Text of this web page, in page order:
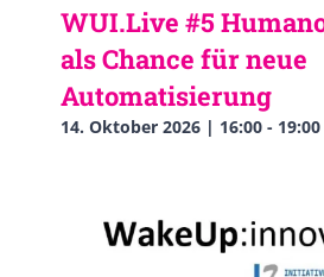
WUI.Live #5
als Chance für neue
Automatisierung
14. Oktober 2026 | 16:00 - 19:00